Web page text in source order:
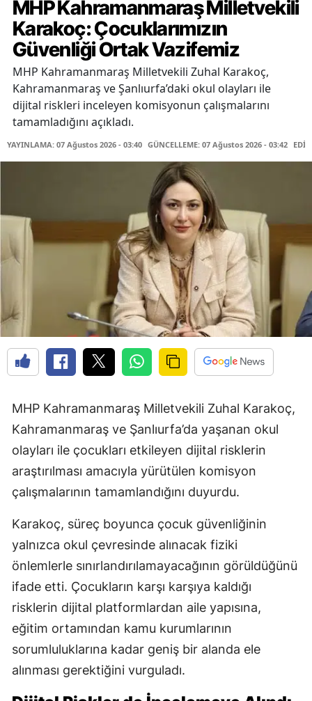
MHP Kahramanmaraş Milletvekili
Karakoç: Çocuklarımızın
Güvenliği Ortak Vazifemiz
MHP Kahramanmaraş Milletvekili Zuhal Karakoç,
Kahramanmaraş ve Şanlıurfa’daki okul olayları ile
dijital riskleri inceleyen komisyonun çalışmalarını
tamamladığını açıkladı.
YAYINLAMA: 07 Ağustos 2026 - 03:40 GÜNCELLEME: 07 Ağustos 2026 - 03:42
MHP Kahramanmaraş Milletvekili Zuhal Karakoç,
Kahramanmaraş ve Şanlıurfa’da yaşanan okul
olayları ile çocukları etkileyen dijital risklerin
araştırılması amacıyla yürütülen komisyon
çalışmalarının tamamlandığını duyurdu.
Karakoç, süreç boyunca çocuk güvenliğinin
yalnızca okul çevresinde alınacak fiziki
önlemlerle sınırlandırılamayacağının görüldüğünü
ifade etti. Çocukların karşı karşıya kaldığı
risklerin dijital platformlardan aile yapısına,
eğitim ortamından kamu kurumlarının
sorumluluklarına kadar geniş bir alanda ele
alınması gerektiğini vurguladı.